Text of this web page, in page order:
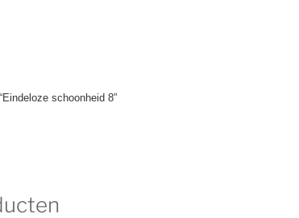
schoonheid 8”